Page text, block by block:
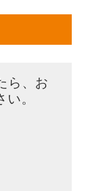
ら、お
。